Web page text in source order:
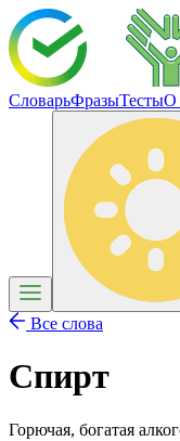
СловарьФразыТестыО
Все слова
Спирт
Горючая, богатая